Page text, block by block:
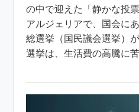
の中で迎えた「静かな投
アルジェリアで、国会に
総選挙（国民議会選挙）
選挙は、生活費の高騰に